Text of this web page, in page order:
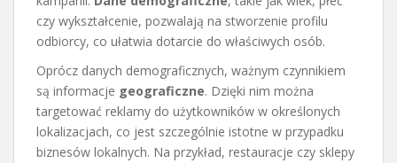
czy wykształcenie, pozwalają na stworzenie profilu
odbiorcy, co ułatwia dotarcie do właściwych osób.
Oprócz danych demograficznych, ważnym czynnikiem
są informacje geograficzne. Dzięki nim można
targetować reklamy do użytkowników w określonych
lokalizacjach, co jest szczególnie istotne w przypadku
biznesów lokalnych. Na przykład, restauracje czy sklepy